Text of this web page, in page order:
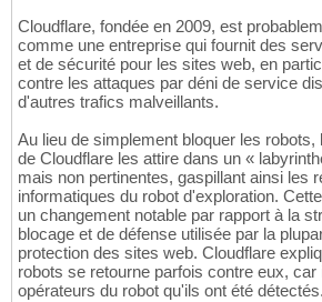
Cloudflare, fondée en 2009, est
comme une entreprise qui fournit des
et de sécurité pour les sites web, en
contre les attaques par déni de service
d'autres trafics malveillants.
Au lieu de simplement bloquer les
de Cloudflare les attire dans un «
mais non pertinentes, gaspillant ainsi les
informatiques du robot d'exploration.
un changement notable par rapport à la
blocage et de défense utilisée par la
protection des sites web. Cloudflare
robots se retourne parfois contre eux, car
opérateurs du robot qu'ils ont été détectés.